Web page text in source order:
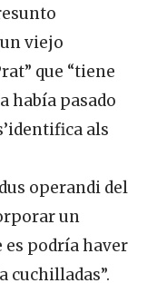
viejo
que “tiene
había pasado
als
operandi del
un
es podría haver
cuchilladas”.